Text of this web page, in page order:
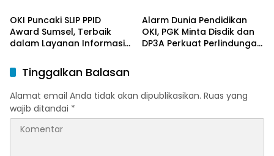
OKI Puncaki SLIP PPID
Award Sumsel, Terbaik
dalam Layanan Informasi
Alarm Dunia Pendidikan
OKI, PGK Minta Disdik dan
DP3A Perkuat Perlindungan
Tinggalkan Balasan
Alamat email Anda tidak akan dipublikasikan. Ruas yang
wajib ditandai *